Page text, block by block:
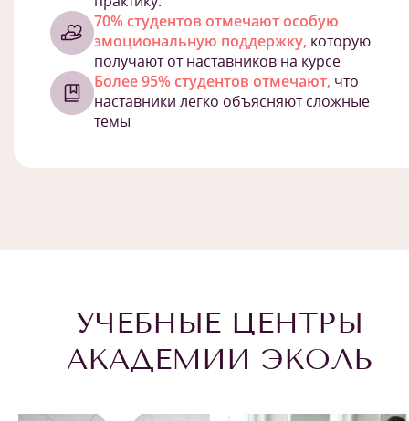
70% студентов отмечают особую
эмоциональную поддержку, которую
получают от наставников на курсе
Более 95% студентов отмечают, что
наставники легко объясняют сложные
темы
УЧЕБНЫЕ ЦЕНТРЫ
АКАДЕМИИ ЭКОЛЬ